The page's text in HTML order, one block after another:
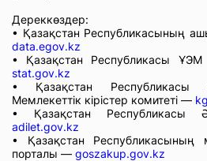
Дереккөздер:
• Қазақстан Республикасының
data.egov.kz
• Қазақстан Республикасы
stat.gov.kz
• Қазақстан Республикасы
Мемлекеттік кірістер комитеті —
• Қазақстан Республикасы
adilet.gov.kz
• Қазақстан Республикасының
порталы — goszakup.gov.kz